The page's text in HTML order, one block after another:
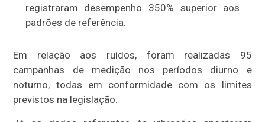
registraram desempenho 350% superior aos
padrões de referência.
Em relação aos ruídos, foram realizadas 95
campanhas de medição nos períodos diurno e
noturno, todas em conformidade com os limites
previstos na legislação.